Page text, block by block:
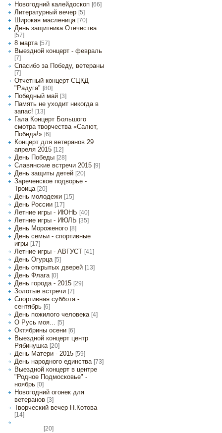
Новогодний калейдоскоп [66]
Литературный вечер [5]
Широкая масленица [70]
День защитника Отечества
[57]
8 марта [57]
Выездной концерт - февраль
[7]
Спасибо за Победу, ветераны
[7]
Отчетный концерт СЦКД
"Радуга" [80]
Победный май [3]
Память не уходит никогда в
запас! [13]
Гала Концерт Большого
смотра творчества «Салют,
Победа!» [6]
Концерт для ветеранов 29
апреля 2015 [12]
День Победы [28]
Славянские встречи 2015 [9]
День защиты детей [20]
Зареченское подворье -
Троица [20]
День молодежи [15]
День России [17]
Летние игры - ИЮНЬ [40]
Летние игры - ИЮЛЬ [35]
День Мороженого [8]
День семьи - спортивные
игры [17]
Летние игры - АВГУСТ [41]
День Огурца [5]
День открытых дверей [13]
День Флага [0]
День города - 2015 [29]
Золотые встречи [7]
Спортивная суббота -
сентябрь [6]
День пожилого человека [4]
О Русь моя... [5]
Октябрины осени [6]
Выездной концерт центр
Рябинушка [20]
День Матери - 2015 [59]
День народного единства [73]
Выездной концерт в центре
"Родное Подмосковье" -
ноябрь [0]
Новогодний огонек для
ветеранов [3]
Творческий вечер Н.Котова
[14]
[20]